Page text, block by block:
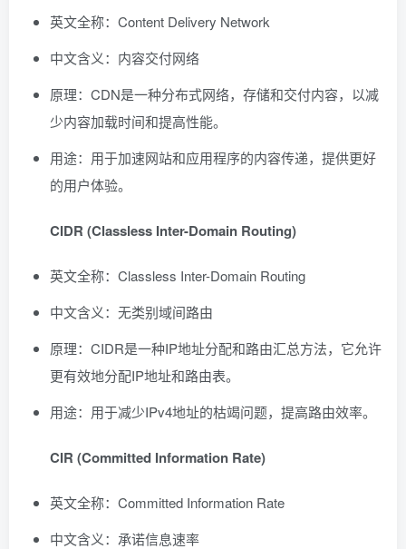
英文全称：Content Delivery Network
中文含义：内容交付网络
原理：CDN是一种分布式网络，存储和交付内容，以减
少内容加载时间和提高性能。
用途：用于加速网站和应用程序的内容传递，提供更好
的用户体验。
CIDR (Classless Inter-Domain Routing)
英文全称：Classless Inter-Domain Routing
中文含义：无类别域间路由
原理：CIDR是一种IP地址分配和路由汇总方法，它允许
更有效地分配IP地址和路由表。
用途：用于减少IPv4地址的枯竭问题，提高路由效率。
CIR (Committed Information Rate)
英文全称：Committed Information Rate
中文含义：承诺信息速率